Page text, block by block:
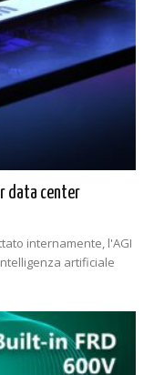
data center
internamente, l'AGI
artificiale